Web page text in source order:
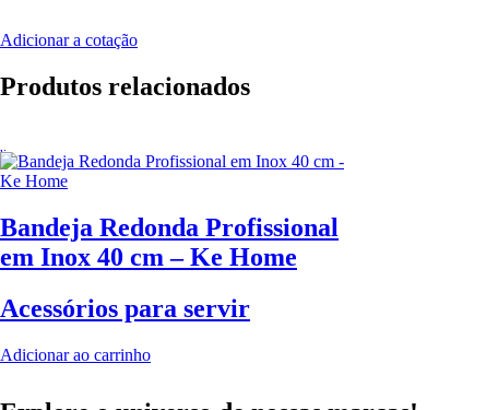
Adicionar a cotação
Produtos relacionados
Bandeja Redonda Profissional
em Inox 40 cm – Ke Home
Acessórios para servir
Adicionar ao carrinho